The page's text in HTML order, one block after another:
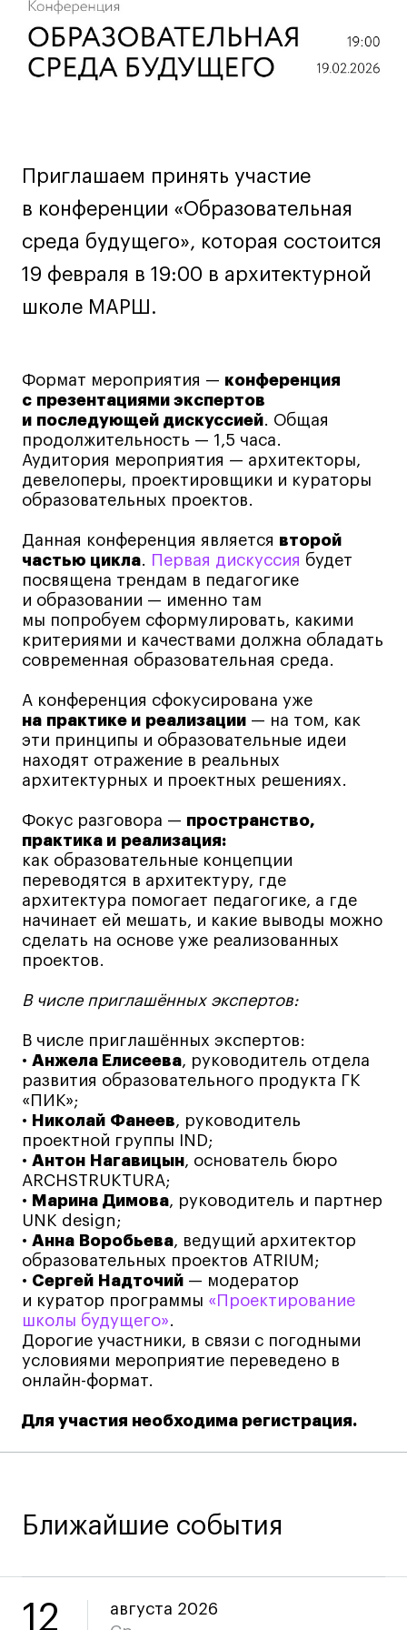
Декорирование интерьера
Дизайн интерьера
Дизайн одежды
Стайлинг
Маркетинг
Интенсивы
Иллюстрация
Интерьер
Лайфстайл
Навыки предпринимателя и управленца
Онлайн
Маркетинг и генерация лидов
Искусство
Фотография
Очно + онлайн
Все программы
Специалист кино- и медиапродакшена
Графический дизайнер
Цифровой маркетолог
Коммерческий фотограф
Все программы
Для школьников
Интенсивы
Долгосрочные
Все программы
О школе
Новости
События
Блог
Преподаватели
Лицензии и аккредитации
Для прессы
Ресурсы
Партнеры
Связи с индустрией
Вакансии
Контакты
Условия поступления
Вопросы и ответы
Приглашаем принять участие
в конференции «Образовательная
среда будущего», которая состоится
19 февраля в 19:00 в архитектурной
школе МАРШ.
Формат мероприятия — конференция
с презентациями экспертов
и последующей дискуссией. Общая
продолжительность — 1,5 часа.
Аудитория мероприятия — архитекторы,
девелоперы, проектировщики и кураторы
образовательных проектов.
Данная конференция является второй
частью цикла. Первая дискуссия будет
посвящена трендам в педагогике
и образовании — именно там
мы попробуем сформулировать, какими
критериями и качествами должна обладать
современная образовательная среда.
А конференция сфокусирована уже
на практике и реализации — на том, как
эти принципы и образовательные идеи
находят отражение в реальных
архитектурных и проектных решениях.
Фокус разговора — пространство,
практика и реализация:
как образовательные концепции
переводятся в архитектуру, где
архитектура помогает педагогике, а где
начинает ей мешать, и какие выводы можно
сделать на основе уже реализованных
проектов.
В числе приглашённых экспертов:
В числе приглашённых экспертов:
•Анжела Елисеева, руководитель отдела
развития образовательного продукта ГК
«ПИК»;
• Николай Фанеев, руководитель
проектной группы IND;
•Антон Нагавицын, основатель бюро
ARCHSTRUKTURA;
• Марина Димова, руководитель и партнер
UNK design;
•Анна Воробьева, ведущий архитектор
образовательных проектов ATRIUM;
• Сергей Надточий — модератор
и куратор программы «Проектирование
школы будущего».
Дорогие участники, в связи с погодными
условиями мероприятие переведено в
онлайн-формат.
Для участия необходима регистрация.
Ближайшие события
12
августа 2026